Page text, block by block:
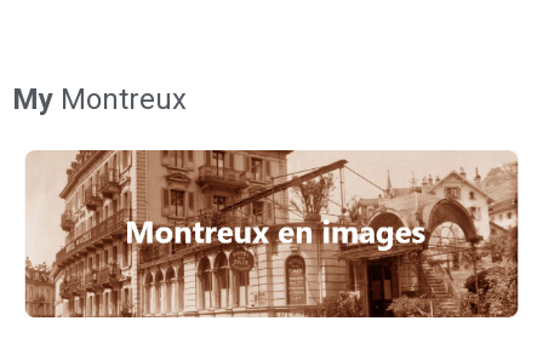
My Montreux